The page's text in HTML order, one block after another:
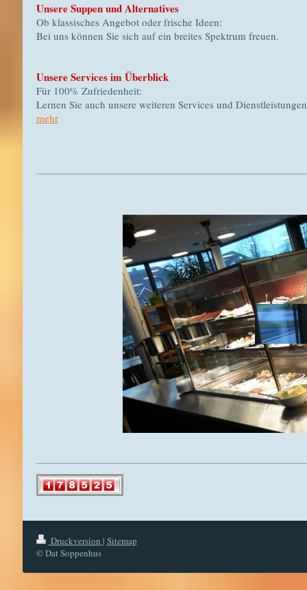
Unsere Suppen und Alternatives
Ob klassisches Angebot oder frische Ideen:
Bei uns können Sie sich auf ein breites Spektrum freuen.
Unsere Services im Überblick
Für 100% Zufriedenheit:
Lernen Sie auch unsere weiteren Services und
mehr
Druckversion | Sitemap
© Dat Soppenhus